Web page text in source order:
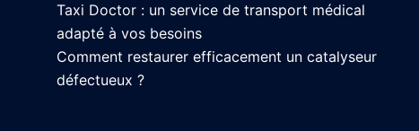
Taxi Doctor : un service de transport médical
adapté à vos besoins
Comment restaurer efficacement un catalyseur
défectueux ?